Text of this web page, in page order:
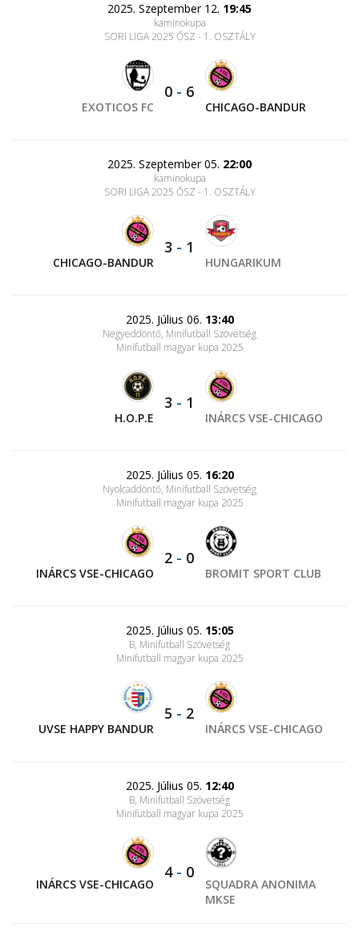
2025. Szeptember 12. 19:45
kaminokupa
SORI LIGA 2025 ŐSZ - 1. OSZTÁLY
EXOTICOS FC
0 - 6
CHICAGO-BANDUR
2025. Szeptember 05. 22:00
kaminokupa
SORI LIGA 2025 ŐSZ - 1. OSZTÁLY
CHICAGO-BANDUR
3 - 1
HUNGARIKUM
2025. Július 06. 13:40
Negyeddöntő, Minifutball Szövetség
Minifutball magyar kupa 2025
H.O.P.E
3 - 1
INÁRCS VSE-CHICAGO
2025. Július 05. 16:20
Nyolcaddöntő, Minifutball Szövetség
Minifutball magyar kupa 2025
INÁRCS VSE-CHICAGO
2 - 0
BROMIT SPORT CLUB
2025. Július 05. 15:05
B, Minifutball Szövetség
Minifutball magyar kupa 2025
UVSE HAPPY BANDUR
5 - 2
INÁRCS VSE-CHICAGO
2025. Július 05. 12:40
B, Minifutball Szövetség
Minifutball magyar kupa 2025
INÁRCS VSE-CHICAGO
4- 0
SQUADRA ANONIMA
MKSE